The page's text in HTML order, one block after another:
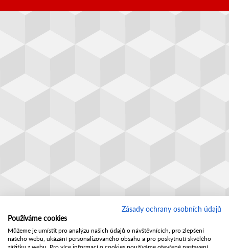
Zásady ochrany osobních údajů
Používáme cookies
Můžeme je umístit pro analýzu našich údajů o návštěvnících, pro zlepšení
našeho webu, ukázání personalizovaného obsahu a pro poskytnutí skvělého